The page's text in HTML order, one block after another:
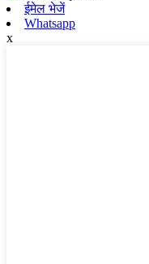
ईमेल भेजें
Whatsapp
x